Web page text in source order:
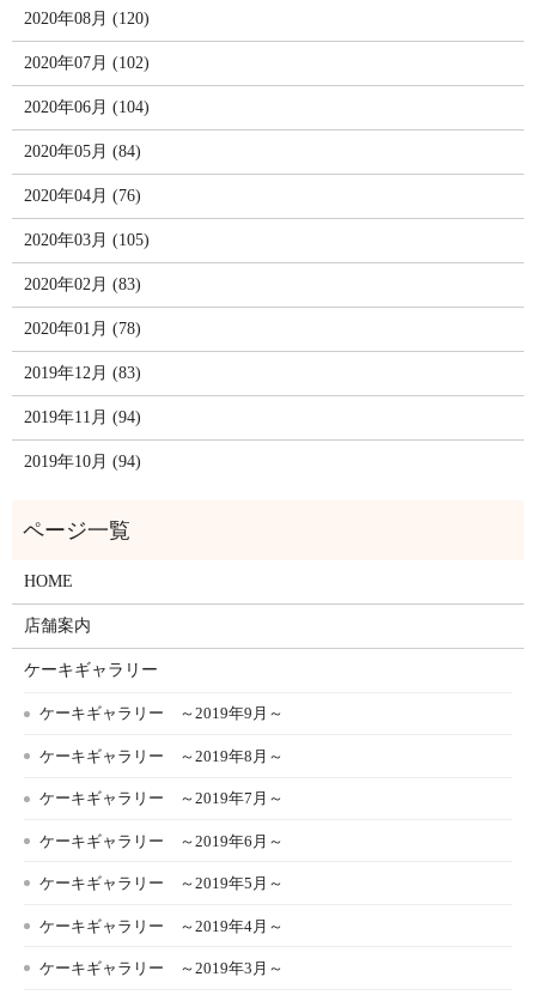
2020年08月 (120)
2020年07月 (102)
2020年06月 (104)
2020年05月 (84)
2020年04月 (76)
2020年03月 (105)
2020年02月 (83)
2020年01月 (78)
2019年12月 (83)
2019年11月 (94)
2019年10月 (94)
HOME
店舗案内
ケーキギャラリー
ケーキギャラリー ～2019年9月～
ケーキギャラリー ～2019年8月～
ケーキギャラリー ～2019年7月～
ケーキギャラリー ～2019年6月～
ケーキギャラリー ～2019年5月～
ケーキギャラリー ～2019年4月～
ケーキギャラリー ～2019年3月～